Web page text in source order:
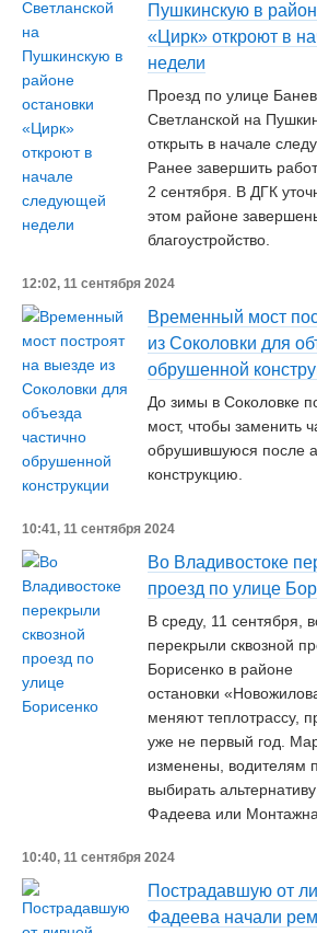
Пушкинскую в
«Цирк» откроют в
недели
Проезд по улице
Светланской на
открыть в начале
Ранее завершить
2 сентября. В ДГК
этом районе
благоустройство.
12:02, 11 сентября 2024
Временный мост
из Соколовки для
обрушенной
До зимы в Соколовке
мост, чтобы заменить
обрушившуюся после
конструкцию.
10:41, 11 сентября 2024
Во Владивостоке
проезд по улице
В среду, 11 сентября,
перекрыли сквозной
Борисенко в районе
остановки
меняют теплотрассу,
уже не первый год.
изменены, водителям
выбирать
Фадеева или
10:40, 11 сентября 2024
Пострадавшую от
Фадеева начали